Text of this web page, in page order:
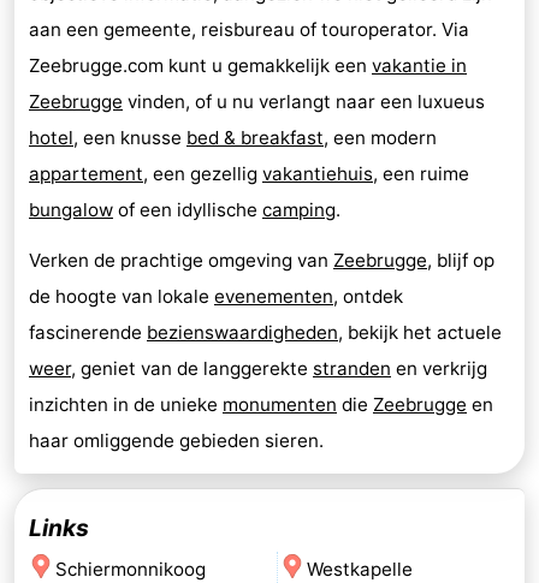
aan een gemeente, reisbureau of touroperator. Via
Zeebrugge.com kunt u gemakkelijk een vakantie in
Zeebrugge vinden, of u nu verlangt naar een luxueus
hotel, een knusse bed & breakfast, een modern
appartement, een gezellig vakantiehuis, een ruime
bungalow of een idyllische camping.
Verken de prachtige omgeving van Zeebrugge, blijf op
de hoogte van lokale evenementen, ontdek
fascinerende bezienswaardigheden, bekijk het actuele
weer, geniet van de langgerekte stranden en verkrijg
inzichten in de unieke monumenten die Zeebrugge en
haar omliggende gebieden sieren.
Links
Schiermonnikoog
Westkapelle